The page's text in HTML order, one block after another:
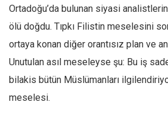
Instagram
YouTube
Editörden
Kemal Özer
Ortadoğu’da bulunan siyasi
ölü doğdu. Tıpkı Filistin meselesini
ortaya konan diğer orantısız plan ve
Unutulan asıl meseleyse şu: Bu iş
bilakis bütün Müslümanları
meselesi.